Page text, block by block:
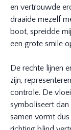
en vertrouwde
draaide mezelf
boot, spreidde
een grote smile
De rechte lijnen
zijn,
controle. De
symboliseert
samen vormt